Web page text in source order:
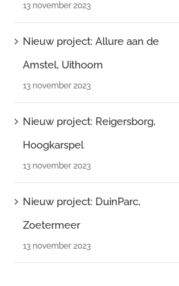
13 november 2023
Nieuw project: Allure aan de
Amstel, Uithoorn
13 november 2023
Nieuw project: Reigersborg,
Hoogkarspel
13 november 2023
Nieuw project: DuinParc,
Zoetermeer
13 november 2023